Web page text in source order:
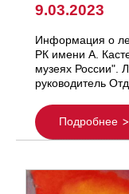
9.03.2023
Информация о
РК имени А.
музеях России".
руководитель
Подробнее